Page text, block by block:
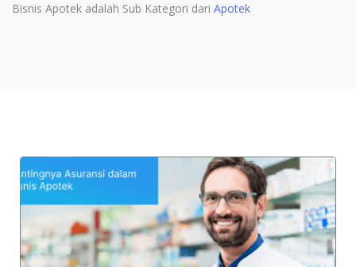
Bisnis Apotek adalah Sub Kategori dari Apotek